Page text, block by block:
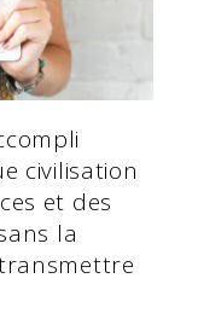
civilisation
et des
la